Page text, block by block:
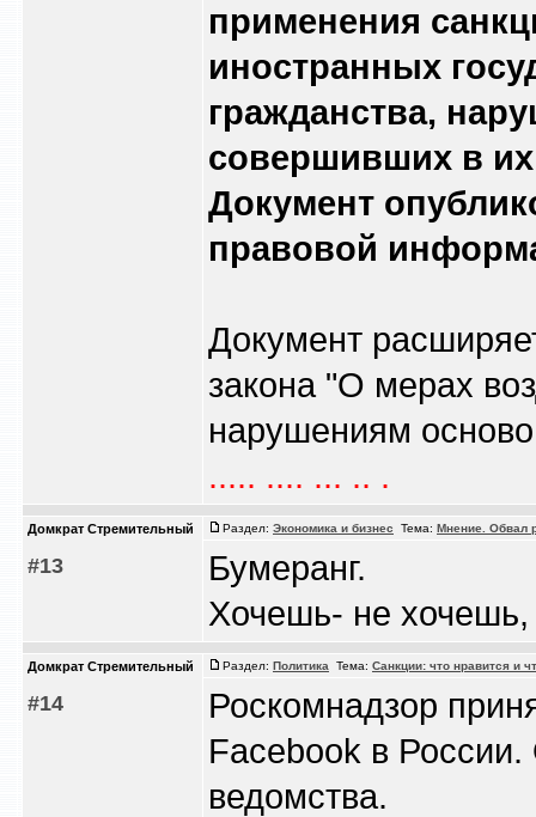
применения
иностранных
гражданства,
совершивших в
Документ
правовой
Документ
закона "О мерах
нарушениям
..... .... ... .. .
Домкрат Стремительный
#13
Раздел: Экономика и бизнес Тема: Мнение. Обвал
Бумеранг.
Хочешь- не хочешь,
Домкрат Стремительный
#14
Раздел: Политика Тема: Санкции: что нравится и
Роскомнадзор
Facebook в
ведомства.